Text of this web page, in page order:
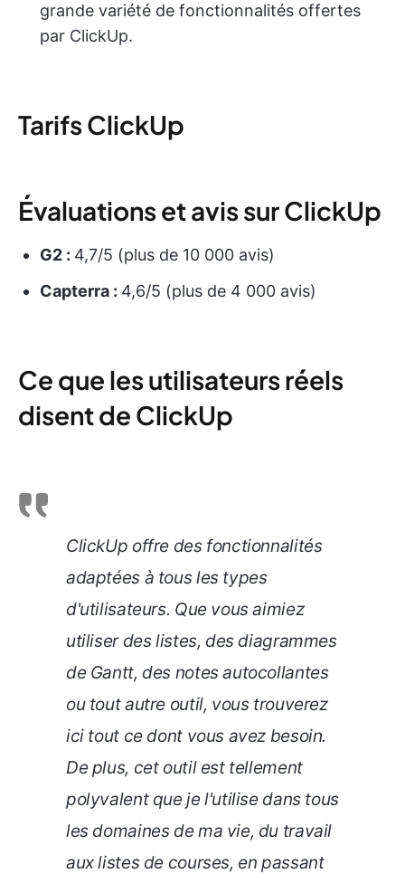
grande variété de fonctionnalités offertes
par ClickUp.
Tarifs ClickUp
Évaluations et avis sur ClickUp
G2 : 4,7/5 (plus de 10 000 avis)
Capterra : 4,6/5 (plus de 4 000 avis)
Ce que les utilisateurs réels
disent de ClickUp
ClickUp offre des fonctionnalités
adaptées à tous les types
d'utilisateurs. Que vous aimiez
utiliser des listes, des diagrammes
de Gantt, des notes autocollantes
ou tout autre outil, vous trouverez
ici tout ce dont vous avez besoin.
De plus, cet outil est tellement
polyvalent que je l'utilise dans tous
les domaines de ma vie, du travail
aux listes de courses, en passant